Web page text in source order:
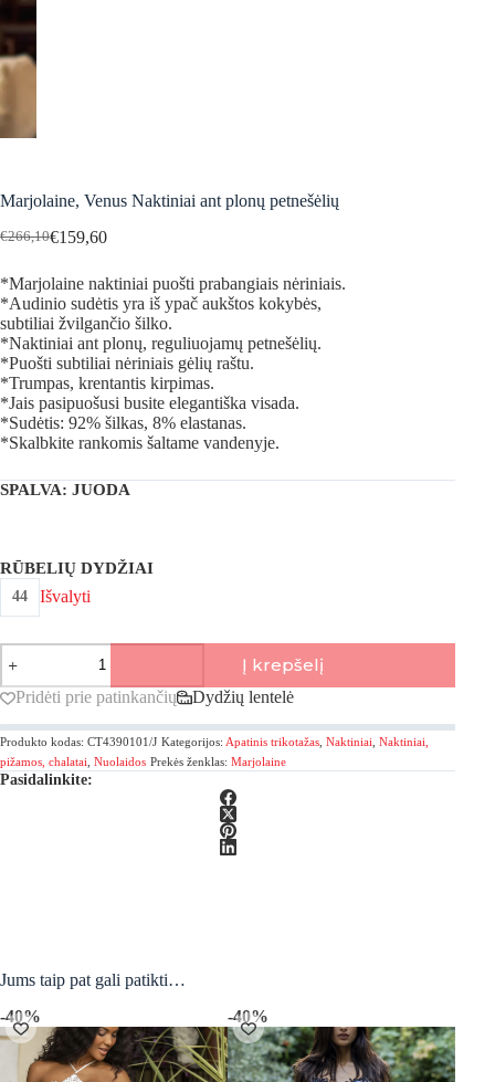
Marjolaine, Venus Naktiniai ant plonų petnešėlių
€266,10Original
was:
€266,10.
€159,60
Current
is:
€159,60.
*Marjolaine naktiniai puošti prabangiais nėriniais.
*Audinio sudėtis yra iš ypač aukštos kokybės,
subtiliai žvilgančio šilko.
*Naktiniai ant plonų, reguliuojamų petnešėlių.
*Puošti subtiliai nėriniais gėlių raštu.
*Trumpas, krentantis kirpimas.
*Jais pasipuošusi busite elegantiška visada.
*Sudėtis: 92% šilkas, 8% elastanas.
*Skalbkite rankomis šaltame vandenyje.
SPALVA: JUODA
RŪBELIŲ DYDŽIAI
44 Išvalyti
produkto
kiekis:
Marjolaine,
Venus
Naktiniai
ant
plonų
petnešėlių
Į krepšelį
Pridėti prie patinkančių Dydžių lentelė
Produkto kodas: CT4390101/J Kategorijos: Apatinis trikotažas Naktiniai Naktiniai,
pižamos, chalatai Nuolaidos Prekės ženklas: Marjolaine
Pasidalinkite:
Jums taip pat gali patikti…
-40%
-40%